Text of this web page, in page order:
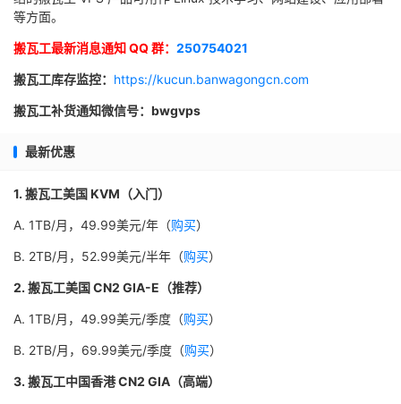
等方面。
搬瓦工最新消息通知 QQ 群： 250754021
搬瓦工库存监控： https://kucun.banwagongcn.com
搬瓦工补货通知微信号：bwgvps
最新优惠
1. 搬瓦工美国 KVM（入门）
A. 1TB/月，49.99美元/年（购买）
B. 2TB/月，52.99美元/半年（购买）
2. 搬瓦工美国 CN2 GIA-E（推荐）
A. 1TB/月，49.99美元/季度（购买）
B. 2TB/月，69.99美元/季度（购买）
3. 搬瓦工中国香港 CN2 GIA（高端）